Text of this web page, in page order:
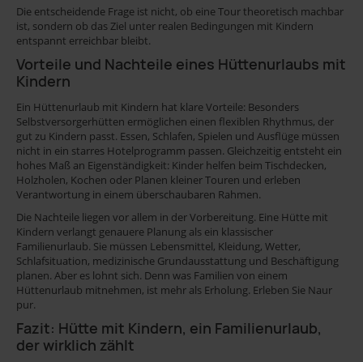
Die entscheidende Frage ist nicht, ob eine Tour theoretisch machbar
ist, sondern ob das Ziel unter realen Bedingungen mit Kindern
entspannt erreichbar bleibt.
Vorteile und Nachteile eines Hüttenurlaubs mit
Kindern
Ein Hüttenurlaub mit Kindern hat klare Vorteile: Besonders
Selbstversorgerhütten ermöglichen einen flexiblen Rhythmus, der
gut zu Kindern passt. Essen, Schlafen, Spielen und Ausflüge müssen
nicht in ein starres Hotelprogramm passen. Gleichzeitig entsteht ein
hohes Maß an Eigenständigkeit: Kinder helfen beim Tischdecken,
Holzholen, Kochen oder Planen kleiner Touren und erleben
Verantwortung in einem überschaubaren Rahmen.
Die Nachteile liegen vor allem in der Vorbereitung. Eine Hütte mit
Kindern verlangt genauere Planung als ein klassischer
Familienurlaub. Sie müssen Lebensmittel, Kleidung, Wetter,
Schlafsituation, medizinische Grundausstattung und Beschäftigung
planen. Aber es lohnt sich. Denn was Familien von einem
Hüttenurlaub mitnehmen, ist mehr als Erholung. Erleben Sie Naur
pur.
Fazit: Hütte mit Kindern, ein Familienurlaub,
der wirklich zählt